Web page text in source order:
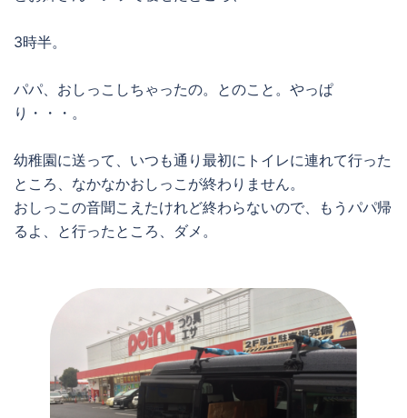
3時半。
パパ、おしっこしちゃったの。とのこと。やっぱ
り・・・。
幼稚園に送って、いつも通り最初にトイレに連れて行った
ところ、なかなかおしっこが終わりません。
おしっこの音聞こえたけれど終わらないので、もうパパ帰
るよ、と行ったところ、ダメ。